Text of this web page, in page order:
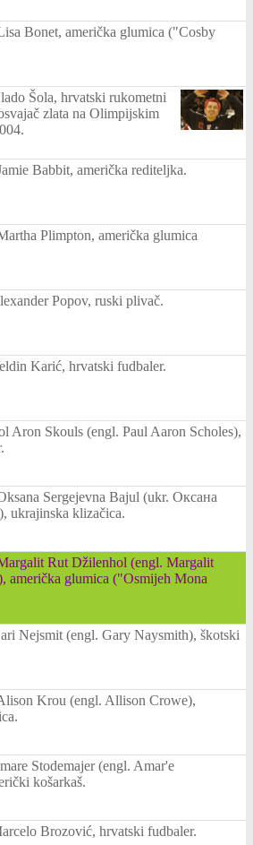
Bonet, američka glumica ("Cosby
Šola, hrvatski rukometni
zlata na Olimpijskim
Babbit, američka rediteljka.
Plimpton, američka glumica
Popov, ruski plivač.
Karić, hrvatski fudbaler.
Aron Skouls (engl. Paul Aaron Scholes),
Sergejevna Bajul (ukr. Оксана
ukrajinska klizačica.
Rut Džilenhol (engl. Margalit
američka glumica ("Osmijeh Mona
Nejsmit (engl. Gary Naysmith), škotski
Krou (engl. Allison Crowe),
Stodemajer (engl. Amar'e
košarkaš.
Brozović, hrvatski fudbaler.